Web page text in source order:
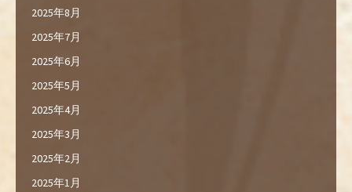
2025年8月
2025年7月
2025年6月
2025年5月
2025年4月
2025年3月
2025年2月
2025年1月